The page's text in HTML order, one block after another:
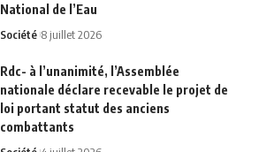
National de l’Eau
Société 8 juillet 2026
Rdc- à l’unanimité, l’Assemblée
nationale déclare recevable le projet de
loi portant statut des anciens
combattants